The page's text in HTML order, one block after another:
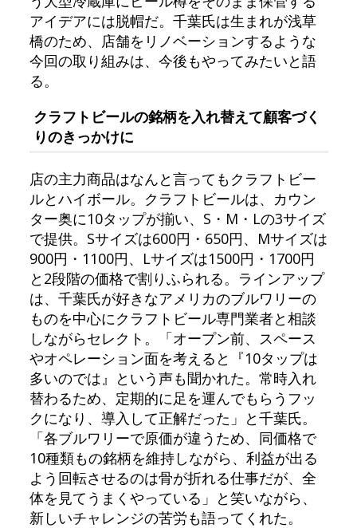
アイデアには脱帽だ。千葉氏は生まれが浅草
橋のため、店舗をリノベーションするような
今回の取り組みは、今後もやってみたいと語
る。
クラフトビールの銘柄を入れ替えて顧客づく
りのきっかけに
店の主力商品はなんと言ってもクラフトビー
ルとハイボール。クラフトビールは、カウン
ター奥に10タップが揃い、S・M・Lの3サイズ
で提供。Sサイズは600円・650円、Mサイズは
900円・1100円、Lサイズは1500円・1700円
と2段階の価格で割りふられる。ラインアップ
は、千葉氏が好きなアメリカのブルワリーの
ものを中心にクラフトビール専門業者と相談
しながらセレクト。「オープン前、スペース
やオペレーション面を考えると『10タップは
多いのでは』という声も聞かれた。常時入れ
替わるため、定期的に足を運んでもらうフッ
クになり、導入して正解だった」と千葉氏。
「各ブルワリーで原価が違うため、同価格で
10種類もの銘柄を維持しながら、利益が出る
よう回転させるのは骨が折れる仕事だが、全
体を見てうまくやっている」と笑いながら、
新しいチャレンジの苦労も語ってくれた。